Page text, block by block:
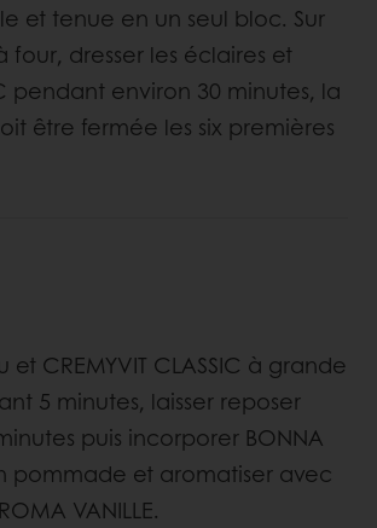
et tenue en un seul bloc. Sur
four, dresser les éclaires et
pendant environ 30 minutes, la
être fermée les six premières
et CREMYVIT CLASSIC à grande
5 minutes, laisser reposer
puis incorporer BONNA
pommade et aromatiser avec
VANILLE.